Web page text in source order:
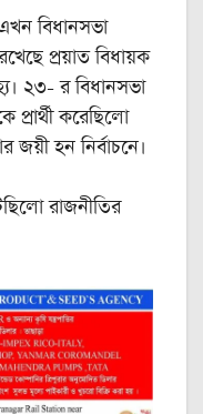
বিধানসভা
প্রয়াত বিধায়ক
২৩- র বিধানসভা
প্রার্থী করেছিলো
জয়ী হন নির্বাচনে।
রাজনীতির